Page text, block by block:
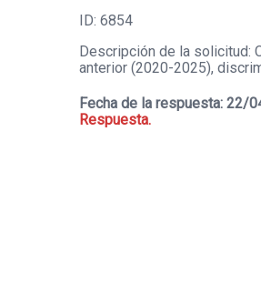
ID: 6854
Descripción de la solicitud:
anterior (2020-2025),
Fecha de la respuesta: 22/
Respuesta.